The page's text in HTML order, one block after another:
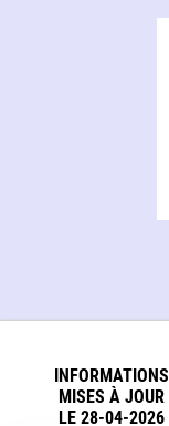
INFORMATIONS
MISES À JOUR
LE 28-04-2026